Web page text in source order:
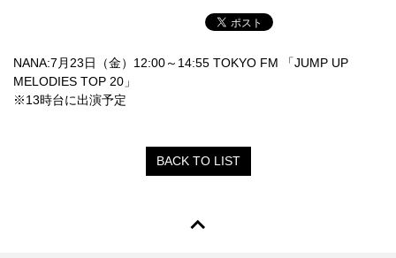
NANA:7月23日（金）12:00～14:55 TOKYO FM 「JUMP UP
MELODIES TOP 20」
※13時台に出演予定
BACK TO LIST